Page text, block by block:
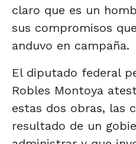
claro que es un
sus compromisos
anduvo en campaña.
El diputado federal
Robles Montoya
estas dos obras, las
resultado de un